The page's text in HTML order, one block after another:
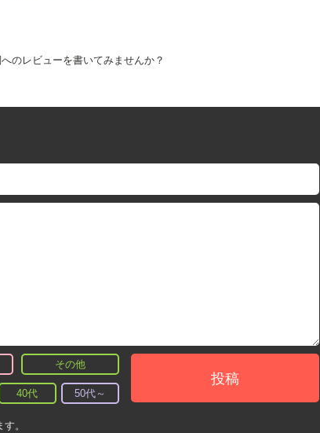
のレビューを書いてみませんか？
その他
40代 50代～
投稿
。